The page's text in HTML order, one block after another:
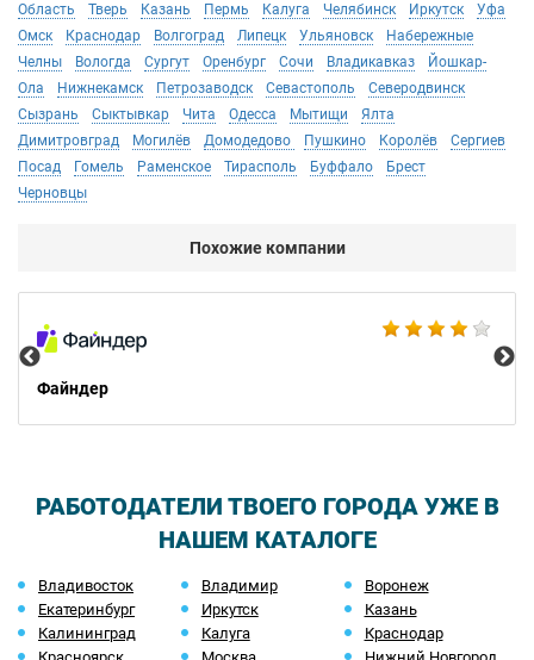
Область
Тверь Казань Пермь Калуга Челябинск Иркутск
Уфа
Омск
Краснодар Волгоград Липецк Ульяновск
Набережные
Челны
Вологда Сургут Оренбург Сочи Владикавказ
Йошкар-
Ола
Нижнекамск Петрозаводск Севастополь
Северодвинск
Сызрань
Сыктывкар Чита Одесса Мытищи
Ялта
Димитровград
Могилёв Домодедово Пушкино Королёв
Сергиев
Посад
Гомель Раменское Тирасполь Буффало
Брест
Черновцы
Похожие компании
Файндер
РАБОТОДАТЕЛИ ТВОЕГО ГОРОДА УЖЕ В
НАШЕМ КАТАЛОГЕ
Владивосток Владимир
Воронеж
Екатеринбург
Иркутск
Казань
Калининград
Калуга
Краснодар